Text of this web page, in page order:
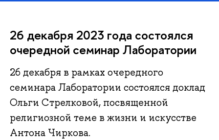
26 декабря 2023 года состоялся
очередной семинар Лаборатории
26 декабря в рамках очередного
семинара Лаборатории состоялся доклад
Ольги Стрелковой, посвященной
религиозной теме в жизни и искусстве
Антона Чиркова.